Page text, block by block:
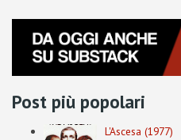
Post più popolari
L'Ascesa (1977)